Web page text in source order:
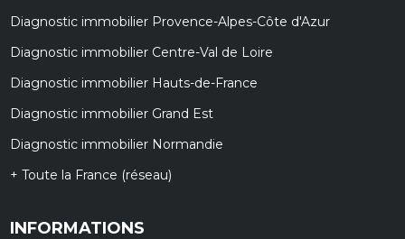
Diagnostic immobilier Provence-Alpes-Côte d'Azur
Diagnostic immobilier Centre-Val de Loire
Diagnostic immobilier Hauts-de-France
Diagnostic immobilier Grand Est
Diagnostic immobilier Normandie
+ Toute la France (réseau)
INFORMATIONS